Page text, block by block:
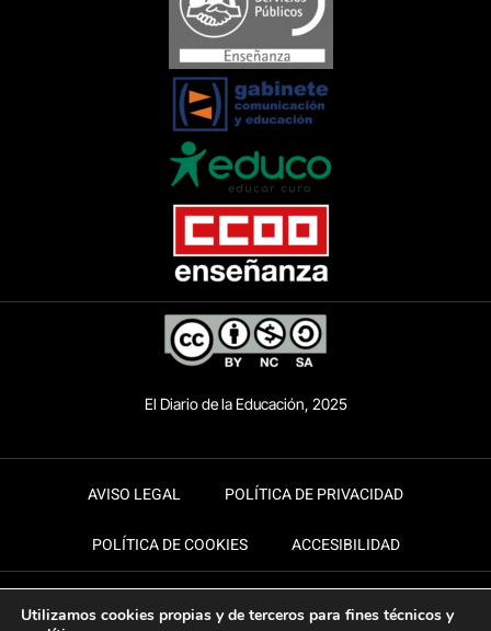
El Diario de la Educación, 2025
AVISO LEGAL POLÍTICA DE PRIVACIDAD
POLÍTICA DE COOKIES ACCESIBILIDAD
Utilizamos cookies propias y de terceros para fines técnicos y